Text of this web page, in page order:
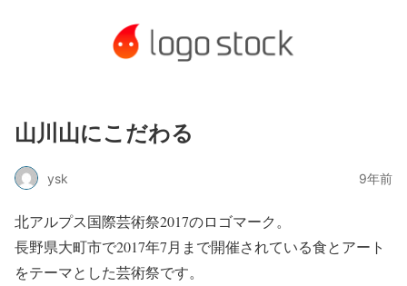
山川山にこだわる
ysk 9年前
北アルプス国際芸術祭2017のロゴマーク。
長野県大町市で2017年7月まで開催されている食とアート
をテーマとした芸術祭です。